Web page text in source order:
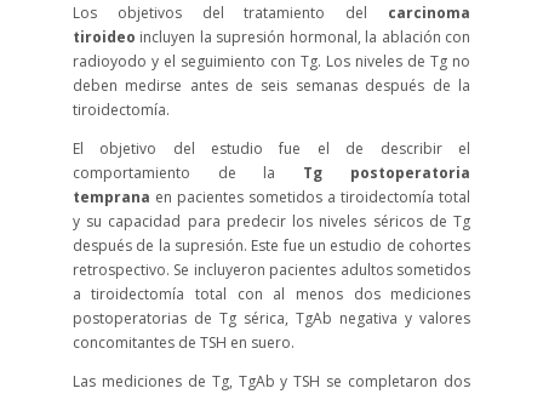
Los objetivos del tratamiento del carcinoma
tiroideo incluyen la supresión hormonal, la ablación con
radioyodo y el seguimiento con Tg. Los niveles de Tg no
deben medirse antes de seis semanas después de la
tiroidectomía.
El objetivo del estudio fue el de describir el
comportamiento de la Tg postoperatoria
temprana en pacientes sometidos a tiroidectomía total
y su capacidad para predecir los niveles séricos de Tg
después de la supresión. Este fue un estudio de cohortes
retrospectivo. Se incluyeron pacientes adultos sometidos
a tiroidectomía total con al menos dos mediciones
postoperatorias de Tg sérica, TgAb negativa y valores
concomitantes de TSH en suero.
Las mediciones de Tg, TgAb y TSH se completaron dos